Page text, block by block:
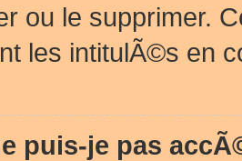
ou le supprimer.
les intitulÃ©s en
puis-je pas